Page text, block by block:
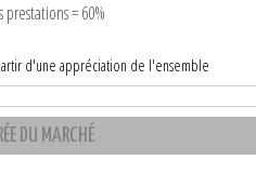
prestations = 60%
d'une appréciation de l'ensemble
DU MARCHÉ